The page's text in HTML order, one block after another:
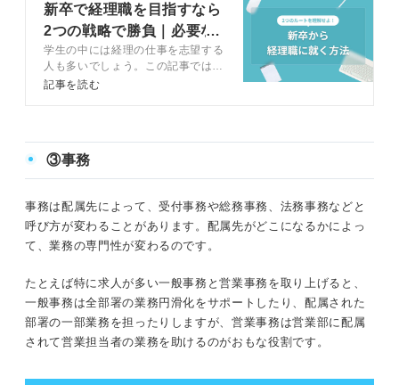
新卒で経理職を目指すなら
2つの戦略で勝負｜必要な
資格も解説
学生の中には経理の仕事を志望する
人も多いでしょう。この記事ではキ
ャリアコンサルタントと一緒に、会
卒で就くために具体的なビジョンを
描きましょう。
記事を読む
③事務
事務は配属先によって、受付事務や総務事務、法務事務などと
呼び方が変わることがあります。配属先がどこになるかによっ
て、業務の専門性が変わるのです。
たとえば特に求人が多い一般事務と営業事務を取り上げると、
一般事務は全部署の業務円滑化をサポートしたり、配属された
部署の一部業務を担ったりしますが、営業事務は営業部に配属
されて営業担当者の業務を助けるのがおもな役割です。